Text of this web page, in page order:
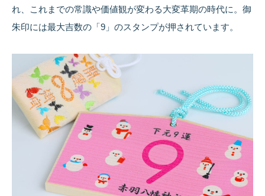
れ、これまでの常識や価値観が変わる大変革期の時代に。御
朱印には最大吉数の「9」のスタンプが押されています。